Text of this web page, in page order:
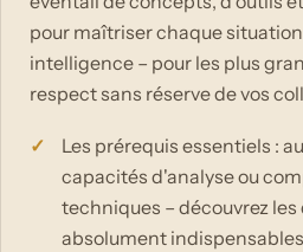
pour maîtriser chaque
intelligence – pour les plus
respect sans réserve de vos
Les prérequis essentiels :
capacités d'analyse ou
techniques – découvrez les
absolument